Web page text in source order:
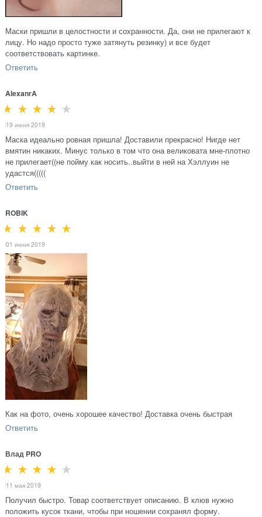
Маски пришли в целостности и сохранности. Да, они не прилегают к
лицу. Но надо просто туже затянуть резинку) и все будет
соответствовать картинке.
Ответить
AlexanrA
19 июня 2019
Маска идеально ровная пришла! Доставили прекрасно! Нигде нет
вмятин никаких. Минус только в том что она великовата мне-плотно
не прилегает((не пойму как носить..выйти в ней на Хэллуин не
удастся(((((
Ответить
ROBIK
01 июня 2019
Как на фото, очень хорошее качество! Доставка очень быстрая
Ответить
Влад PRO
11 мая 2019
Получил быстро. Товар соответствует описанию. В клюв нужно
положить кусок ткани, чтобы при ношении сохранял форму.